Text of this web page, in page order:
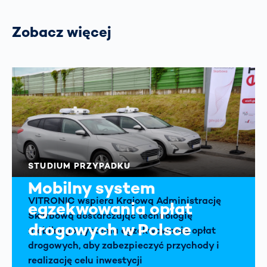
Zobacz więcej
STUDIUM PRZYPADKU
Mobilny system
egzekwowania opłat
drogowych w Polsce
VITRONIC wspiera Krajową Administrację
Skarbową dostarczając technologię
mobilnego systemu egzekwowania opłat
drogowych, aby zabezpieczyć przychody i
realizację celu inwestycji